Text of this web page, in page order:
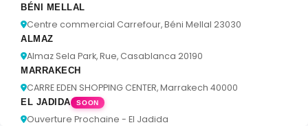
BÉNI MELLAL
Centre commercial Carrefour, Béni Mellal 23030
ALMAZ
Almaz Sela Park, Rue, Casablanca 20190
MARRAKECH
CARRE EDEN SHOPPING CENTER, Marrakech 40000
EL JADIDA SOON
Ouverture Prochaine - El Jadida